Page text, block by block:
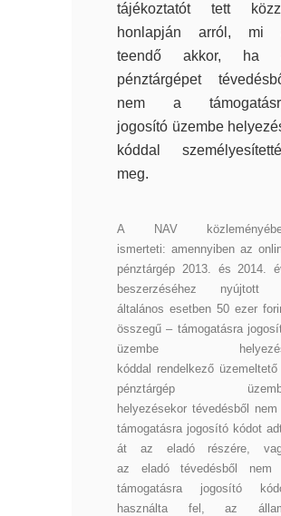
tájékoztatót tett
honlapján arról, mi
teendő akkor, ha
pénztárgépet
nem a
jogosító üzembe
kóddal
meg.
A NAV
ismerteti: amennyiben az
pénztárgép 2013. és 2014.
beszerzéséhez nyújtott
általános esetben 50 ezer
összegű – támogatásra
üzembe
kóddal rendelkező
pénztárgép
helyezésekor tévedésből
támogatásra jogosító kódot
át az eladó részére,
az eladó tévedésből nem
támogatásra jogosító
használta fel, az